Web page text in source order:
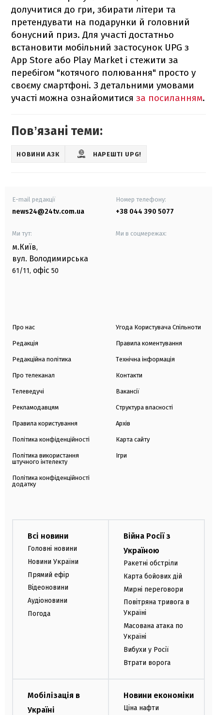
долучитися до гри, збирати літери та
претендувати на подарунки й головний
бонусний приз. Для участі достатньо
встановити мобільний застосунок UPG з
App Store або Play Market і стежити за
перебігом "котячого полювання" просто у
своєму смартфоні. З детальними умовами
участі можна ознайомитися за посиланням.
Повʼязані теми:
НОВИНИ АЗК НАРЕШТІ UPG!
E-mail редакції
news24@24tv.com.ua
Номер телефону:
+38 044 390 5077
Ми тут:
м.Київ,
вул. Володимирська
61/11, офіс 50
Ми в соцмережах:
Про нас
Редакція
Редакційна політика
Про телеканал
Телеведучі
Рекламодавцям
Правила користування
Політика конфіденційності
Політика використання
штучного інтелекту
Політика конфіденційності
додатку
Угода Користувача Спільноти
Правила коментування
Технічна інформація
Контакти
Вакансії
Структура власності
Архів
Карта сайту
Ігри
Всі новини
Головні новини
Новини України
Прямий ефір
Відеоновини
Аудіоновини
Погода
Війна Росії з
Україною
Ракетні обстріли
Карта бойових дій
Мирні переговори
Повітряна тривога в
Україні
Масована атака по
Україні
Вибухи у Росії
Втрати ворога
Мобілізація в
Україні
Новини економіки
Ціна нафти